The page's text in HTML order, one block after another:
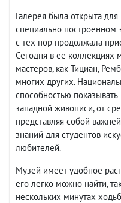
Галерея была открыта
специально построенном
с тех пор продолжала
Сегодня в ее коллекциях
мастеров, как Тициан,
многих других.
способностью
западной живописи, от
представляя собой
знаний для студентов
любителей.
Музей имеет удобное
его легко можно найти,
нескольких минутах